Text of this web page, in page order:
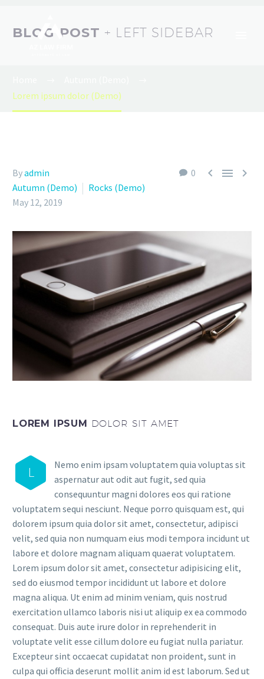
BLOG POST + LEFT SIDEBAR
Lorem ipsum dolor (Demo)
0   
Byadmin
Autumn (Demo)
Rocks (Demo)
May 12, 2019
LOREM IPSUM DOLOR SIT AMET
L
Nemo enim ipsam voluptatem quia voluptas sit
aspernatur aut odit aut fugit, sed quia
consequuntur magni dolores eos qui ratione
voluptatem sequi nesciunt. Neque porro quisquam est, qui
dolorem ipsum quia dolor sit amet, consectetur, adipisci
velit, sed quia non numquam eius modi tempora incidunt ut
labore et dolore magnam aliquam quaerat voluptatem.
Lorem ipsum dolor sit amet, consectetur adipisicing elit,
sed do eiusmod tempor incididunt ut labore et dolore
magna aliqua. Ut enim ad minim veniam, quis nostrud
exercitation ullamco laboris nisi ut aliquip ex ea commodo
consequat. Duis aute irure dolor in reprehenderit in
voluptate velit esse cillum dolore eu fugiat nulla pariatur.
Excepteur sint occaecat cupidatat non proident, sunt in
culpa qui officia deserunt mollit anim id est laborum. Sed ut